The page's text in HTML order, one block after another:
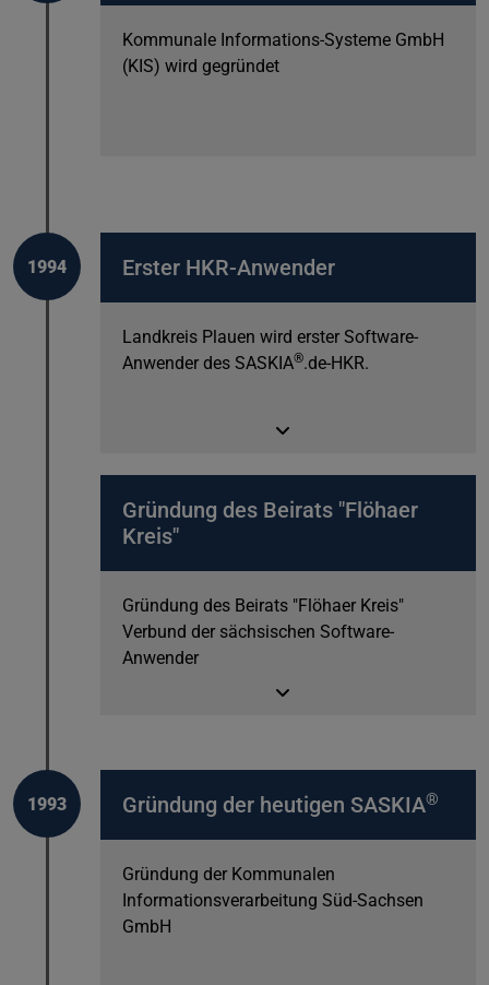
Kommunale Informations-Systeme GmbH
(KIS) wird gegründet
Erster HKR-Anwender
Landkreis Plauen wird erster Software-
Anwender des SASKIA®.de-HKR.
Gründung des Beirats "Flöhaer
Kreis"
Gründung des Beirats "Flöhaer Kreis"
Verbund der sächsischen Software-
Anwender
1994
Gründung der heutigen SASKIA®
Gründung der Kommunalen
Informationsverarbeitung Süd-Sachsen
GmbH
1993